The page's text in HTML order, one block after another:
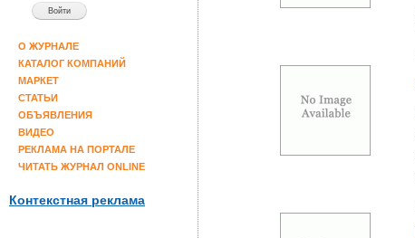
О ЖУРНАЛЕ
КАТАЛОГ КОМПАНИЙ
МАРКЕТ
СТАТЬИ
ОБЪЯВЛЕНИЯ
ВИДЕО
РЕКЛАМА НА ПОРТАЛЕ
ЧИТАТЬ ЖУРНАЛ ONLINE
Контекстная реклама